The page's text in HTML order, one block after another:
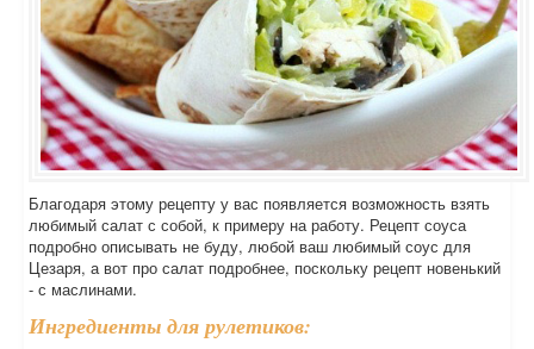
Благодаря этому рецепту у вас появляется возможность взять
любимый салат с собой, к примеру на работу. Рецепт соуса
подробно описывать не буду, любой ваш любимый соус для
Цезаря, а вот про салат подробнее, поскольку рецепт новенький
- с маслинами.
Ингредиенты для рулетиков: